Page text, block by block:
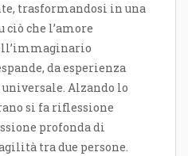
trasformandosi in una
che l’amore
da esperienza
Alzando lo
si fa riflessione
profonda di
tra due persone.